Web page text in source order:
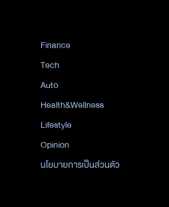
Finance
Tech
Auto
Health&Wellness
Lifestyle
Opinion
นโยบายการเป็นส่วนตัว